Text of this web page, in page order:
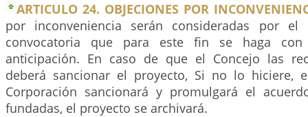
ARTICULO 24. OBJECIONES POR
por inconveniencia serán consideradas por el
convocatoria que para este fin se haga
anticipación. En caso de que el Concejo las
deberá sancionar el proyecto, Si no lo hiciere,
Corporación sancionará y promulgará el
fundadas, el proyecto se archivará.